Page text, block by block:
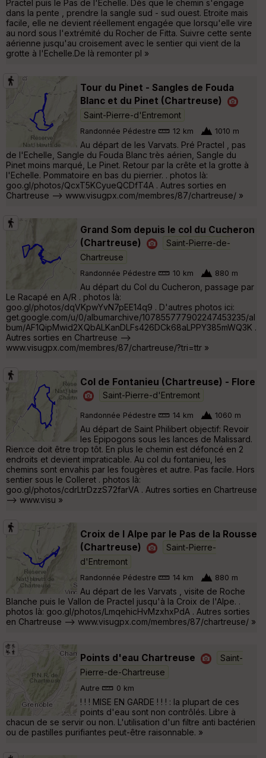
Practel puis le Pas de l'Echelle. Dès que le chemin s'engage
dans la pente , prendre la sangle sud - sud ouest. Etroite mais
facile, elle ne devient réellement engagée que lorsqu'elle vire
au nord sous l'extrémité du Rocher de Fitta. Suivre cette sente
aérienne jusqu'au croisement avec le sentier qui vient de la
grotte à l'Echelle.De là remonter pl »
Tour du Pinet - Sangles de Fouda
Blanc et du Pinet (Chartreuse)
Saint-Pierre-d'Entremont
Randonnée Pédestre 12 km 1010 m
Au départ de les Varvats. Pré Practel , pas
de l'Echelle, Sangle du Fouda Blanc très aérien, Sangle du
Pinet moins marqué, Le Pinet. Retour par la crête et la grotte à
l'Echelle. Pommatoire en bas du pierrier. . photos là:
goo.gl/photos/QcxT5KCyueQCDfT4A . Autres sorties en
Chartreuse --> www.visugpx.com/membres/87/chartreuse/ »
Grand Som depuis le col du Cucheron
(Chartreuse)
Saint-Pierre-de-
Chartreuse
Randonnée Pédestre 10 km 880 m
Au départ du Col du Cucheron, passage par
Le Racapé en A/R . photos là:
goo.gl/photos/dqVKpwYvN7pEE14q9 . D'autres photos ici:
get.google.com/u/0/albumarchive/107855777902247453235/al
bum/AF1QipMwid2XQbALKanDLFs426DCk68aLPPY385mWQ3K .
Autres sorties en Chartreuse -->
www.visugpx.com/membres/87/chartreuse/?tri=ttr »
Col de Fontanieu (Chartreuse) - Flore
Saint-Pierre-d'Entremont
Randonnée Pédestre 14 km 1060 m
Au départ de Saint Philibert objectif: Revoir
les Epipogons sous les lances de Malissard.
Rien:ce doit être trop tôt. En plus le chemin est défoncé en 2
endroits et devient impraticable. Au col du fontanieu, les
chemins sont envahis par les fougères et autre. Pas facile. Hors
sentier sous le Colleret . photos là:
goo.gl/photos/cdrLtrDzzS72farVA . Autres sorties en Chartreuse
--> www.visu »
Croix de l Alpe par le Pas de la Rousse
(Chartreuse)
Saint-Pierre-
d'Entremont
Randonnée Pédestre 14 km 880 m
Au départ de les Varvats , visite de Roche
Blanche puis le Vallon de Practel jusqu'à la Croix de l'Alpe. .
photos là: goo.gl/photos/LmqehicHvMzxhxPdA . Autres sorties
en Chartreuse --> www.visugpx.com/membres/87/chartreuse/ »
Points d'eau Chartreuse
Saint-
Pierre-de-Chartreuse
Autre 0 km
! ! ! MISE EN GARDE ! ! ! : la plupart de ces
points d'eau sont non contrôlés. Libre à
chacun de se servir ou non. L'utilisation d'un filtre anti bactérien
ou de pastilles purifiantes peut-être raisonnable. »